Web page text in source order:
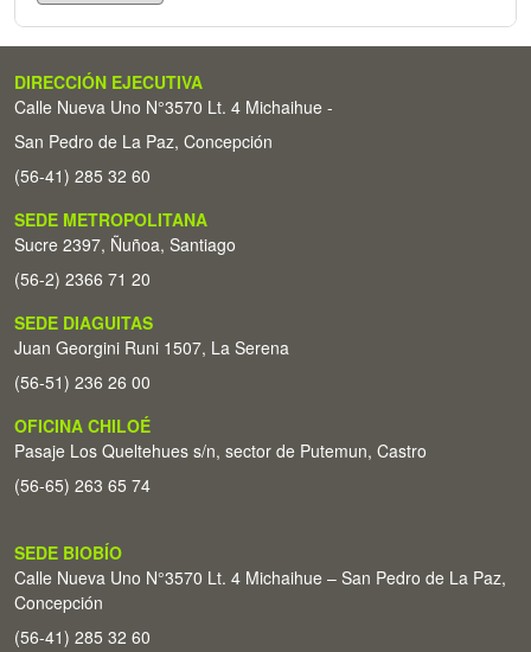
DIRECCIÓN EJECUTIVA
Calle Nueva Uno N°3570 Lt. 4 Michaihue -
San Pedro de La Paz, Concepción
(56-41) 285 32 60
SEDE METROPOLITANA
Sucre 2397, Ñuñoa, Santiago
(56-2) 2366 71 20
SEDE DIAGUITAS
Juan Georgini Runi 1507, La Serena
(56-51) 236 26 00
OFICINA CHILOÉ
Pasaje Los Queltehues s/n, sector de Putemun, Castro
(56-65) 263 65 74
SEDE BIOBÍO
Calle Nueva Uno N°3570 Lt. 4 Michaihue – San Pedro de La Paz,
Concepción
(56-41) 285 32 60